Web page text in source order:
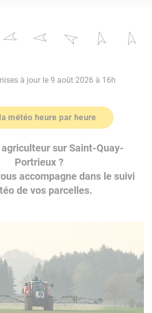
à jour le 9 août 2026 à 16h
météo heure par heure
sur Saint-Quay-
Portrieux ?
accompagne dans le suivi
de vos parcelles.